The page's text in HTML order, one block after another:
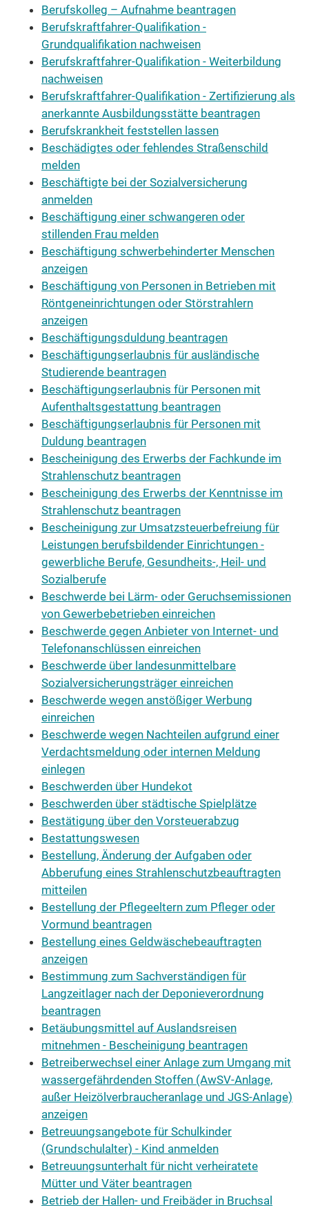
Berufskolleg – Aufnahme beantragen
Berufskraftfahrer-Qualifikation -
Grundqualifikation nachweisen
Berufskraftfahrer-Qualifikation - Weiterbildung
nachweisen
Berufskraftfahrer-Qualifikation - Zertifizierung als
anerkannte Ausbildungsstätte beantragen
Berufskrankheit feststellen lassen
Beschädigtes oder fehlendes Straßenschild
melden
Beschäftigte bei der Sozialversicherung
anmelden
Beschäftigung einer schwangeren oder
stillenden Frau melden
Beschäftigung schwerbehinderter Menschen
anzeigen
Beschäftigung von Personen in Betrieben mit
Röntgeneinrichtungen oder Störstrahlern
anzeigen
Beschäftigungsduldung beantragen
Beschäftigungserlaubnis für ausländische
Studierende beantragen
Beschäftigungserlaubnis für Personen mit
Aufenthaltsgestattung beantragen
Beschäftigungserlaubnis für Personen mit
Duldung beantragen
Bescheinigung des Erwerbs der Fachkunde im
Strahlenschutz beantragen
Bescheinigung des Erwerbs der Kenntnisse im
Strahlenschutz beantragen
Bescheinigung zur Umsatzsteuerbefreiung für
Leistungen berufsbildender Einrichtungen -
gewerbliche Berufe, Gesundheits-, Heil- und
Sozialberufe
Beschwerde bei Lärm- oder Geruchsemissionen
von Gewerbebetrieben einreichen
Beschwerde gegen Anbieter von Internet- und
Telefonanschlüssen einreichen
Beschwerde über landesunmittelbare
Sozialversicherungsträger einreichen
Beschwerde wegen anstößiger Werbung
einreichen
Beschwerde wegen Nachteilen aufgrund einer
Verdachtsmeldung oder internen Meldung
einlegen
Beschwerden über Hundekot
Beschwerden über städtische Spielplätze
Bestätigung über den Vorsteuerabzug
Bestattungswesen
Bestellung, Änderung der Aufgaben oder
Abberufung eines Strahlenschutzbeauftragten
mitteilen
Bestellung der Pflegeeltern zum Pfleger oder
Vormund beantragen
Bestellung eines Geldwäschebeauftragten
anzeigen
Bestimmung zum Sachverständigen für
Langzeitlager nach der Deponieverordnung
beantragen
Betäubungsmittel auf Auslandsreisen
mitnehmen - Bescheinigung beantragen
Betreiberwechsel einer Anlage zum Umgang mit
wassergefährdenden Stoffen (AwSV-Anlage,
außer Heizölverbraucheranlage und JGS-Anlage)
anzeigen
Betreuungsangebote für Schulkinder
(Grundschulalter) - Kind anmelden
Betreuungsunterhalt für nicht verheiratete
Mütter und Väter beantragen
Betrieb der Hallen- und Freibäder in Bruchsal